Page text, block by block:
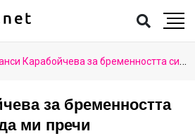
Карабойчева за бременността си: Това няма да ми пречи
за бременността
ми пречи